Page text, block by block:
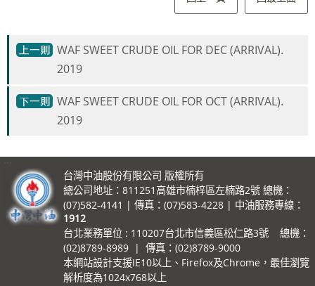
WAF SWEET CRUDE OIL FOR DEC (ARRIVAL).
2019
WAF SWEET CRUDE OIL FOR OCT (ARRIVAL).
2019
台灣中油股份有限公司 版權所有
總公司地址：811251高雄市楠梓區左楠路2號 總機：
(07)582-4141 | 傳真：(07)583-4228 | 中油服務專線：
1912
台北業務單位 : 110207台北市信義區松仁路3號 總機：
(02)8789-8989 | 傳真：(02)8789-9000
本網站設計支援IE10以上、Firefox及Chrome，最佳瀏覽
解析度為1024x768以上